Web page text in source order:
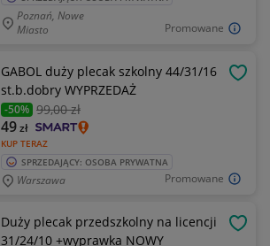
Promowane
Poznań, Nowe
Miasto
Promowane
GABOL duży plecak szkolny 44/31/16
st.b.dobry WYPRZEDAŻ
-50% 99,00 zł
KUP TERAZ
49zł
SPRZEDAJĄCY: OSOBA PRYWATNA
Warszawa
Duży plecak przedszkolny na licencji
31/24/10 +wyprawka NOWY